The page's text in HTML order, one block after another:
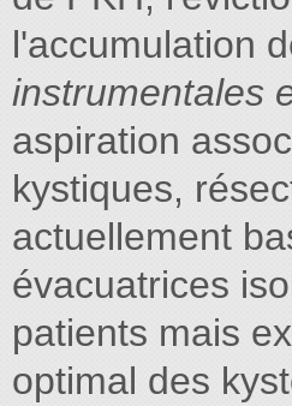
l'accumulation
instrumentales
aspiration
kystiques,
actuellement
évacuatrices
patients mais
optimal des